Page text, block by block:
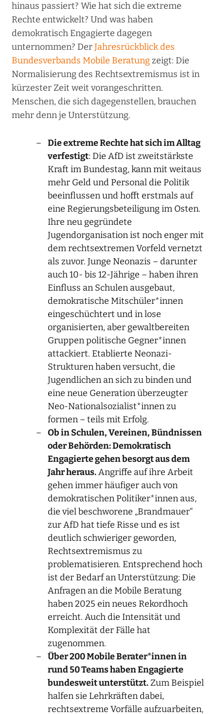
hinaus passiert? Wie hat sich die extreme
Rechte entwickelt? Und was haben
demokratisch Engagierte dagegen
unternommen? DerJahresrückblick des
Bundesverbands Mobile Beratungzeigt: Die
Normalisierung des Rechtsextremismus ist in
kürzester Zeit weit vorangeschritten.
Menschen, die sich dagegenstellen, brauchen
mehr denn je Unterstützung.
Die extreme Rechte hat sich im Alltag
verfestigt: Die AfD ist zweitstärkste
Kraft im Bundestag, kann mit weitaus
mehr Geld und Personal die Politik
beeinflussen und hofft erstmals auf
eine Regierungsbeteiligung im Osten.
Ihre neu gegründete
Jugendorganisation ist noch enger mit
dem rechtsextremen Vorfeld vernetzt
als zuvor. Junge Neonazis – darunter
auch 10- bis 12-Jährige – haben ihren
Einfluss an Schulen ausgebaut,
demokratische Mitschüler*innen
eingeschüchtert und in lose
organisierten, aber gewaltbereiten
Gruppen politische Gegner*innen
attackiert. Etablierte Neonazi-
Strukturen haben versucht, die
Jugendlichen an sich zu binden und
eine neue Generation überzeugter
Neo-Nationalsozialist*innen zu
formen – teils mit Erfolg.
Ob in Schulen, Vereinen, Bündnissen
oder Behörden: Demokratisch
Engagierte gehen besorgt aus dem
Jahr heraus.Angriffe auf ihre Arbeit
gehen immer häufiger auch von
demokratischen Politiker*innen aus,
die viel beschworene „Brandmauer“
zur AfD hat tiefe Risse und es ist
deutlich schwieriger geworden,
Rechtsextremismus zu
problematisieren. Entsprechend hoch
ist der Bedarf an Unterstützung: Die
Anfragen an die Mobile Beratung
haben 2025 ein neues Rekordhoch
erreicht. Auch die Intensität und
Komplexität der Fälle hat
zugenommen.
Über 200 Mobile Berater*innen in
rund 50 Teams haben Engagierte
bundesweit unterstützt.Zum Beispiel
halfen sie Lehrkräften dabei,
rechtsextreme Vorfälle aufzuarbeiten,